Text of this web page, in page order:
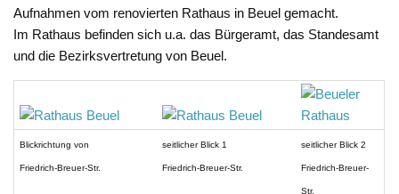
Aufnahmen vom renovierten Rathaus in Beuel gemacht.
Im Rathaus befinden sich u.a. das Bürgeramt, das Standesamt
und die Bezirksvertretung von Beuel.
Blickrichtung von
Friedrich-Breuer-Str.
seitlicher Blick 1
Friedrich-Breuer-Str.
seitlicher Blick 2
Friedrich-Breuer-
Str.